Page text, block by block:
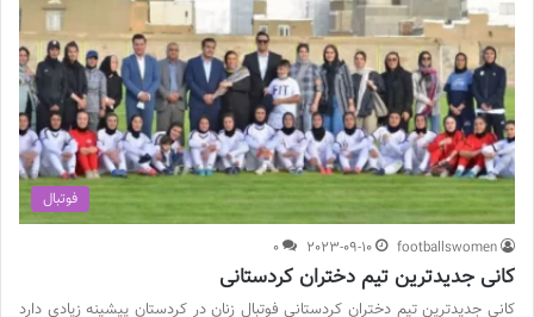
فوتبال
footballswomen
2023-09-10
0
كانى جديدترين تیم دختران كردستانی
كانى جديدترين تیم دختران كردستانی فوتبال زنان در كردستان پيشينه زيادى دارد